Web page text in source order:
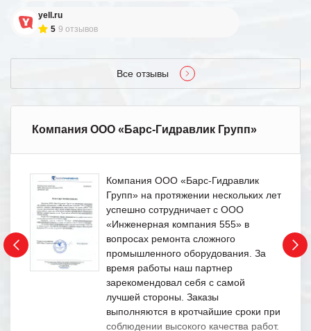
yell.ru
5 9 отзывов
Все отзывы
Компания ООО «Барс-Гидравлик Групп»
Компания ООО «Барс-Гидравлик
Групп» на протяжении нескольких лет
успешно сотрудничает с ООО
«Инженерная компания 555» в
вопросах ремонта сложного
промышленного оборудования. За
время работы наш партнер
зарекомендовал себя с самой
лучшей стороны. Заказы
выполняются в кротчайшие сроки при
соблюдении высокого качества работ.